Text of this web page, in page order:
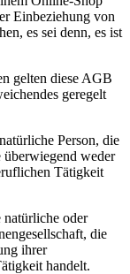
Einbeziehung von
es sei denn, es ist
gelten diese AGB
geregelt
Person, die
überwiegend weder
Tätigkeit
oder
die
ihrer
handelt.